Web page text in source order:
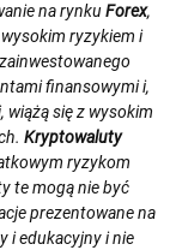
na rynkuForex,
ryzykiem i
finansowymi i,
się z wysokim
Kryptowaluty
ryzykom
te mogą nie być
prezentowane na
i edukacyjny i nie